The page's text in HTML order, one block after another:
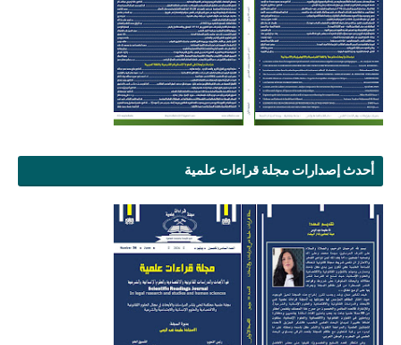
أحدث إصدارات مجلة قراءات علمية